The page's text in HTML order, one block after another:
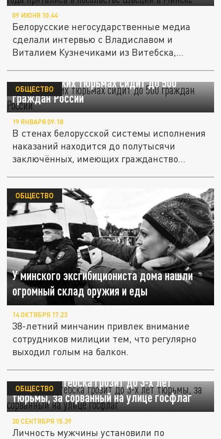
09 ИЮНЯ 10:44
Белорусские негосударственные медиа
сделали интервью с Владиславом и
Виталием Кузнечиками из Витебска,
В белорусских тюрьмах сидит до 500
граждан России
ОБЩЕСТВО
19 ЯНВАРЯ 09:18
В стенах белорусской системы исполнения
наказаний находится до полутысячи
заключённых, имеющих гражданство...
У минского эксгибициониста дома нашли
огромный склад оружия и еды
ОБЩЕСТВО
14 ОКТЯБРЯ 17:23
38-летний минчанин привлек внимание
сотрудников милиции тем, что регулярно
выходил голым на балкон.
Жителю Витебска грозит до 3-х лет
тюрьмы, за сорванный на улице госфлаг
ОБЩЕСТВО
30 СЕНТЯБРЯ 15:39
Личность мужчины установили по